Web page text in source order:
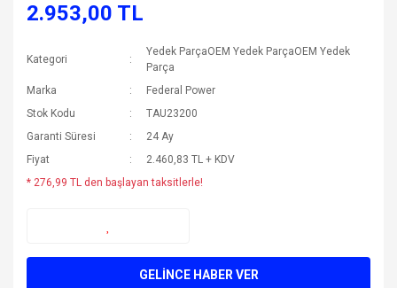
2.953,00 TL
Kategori
Yedek ParçaOEM Yedek ParçaOEM Yedek
Parça
Marka
Federal Power
Stok Kodu
TAU23200
Garanti Süresi
24 Ay
Fiyat
2.460,83 TL + KDV
* 276,99 TL den başlayan taksitlerle!
GELİNCE HABER VER